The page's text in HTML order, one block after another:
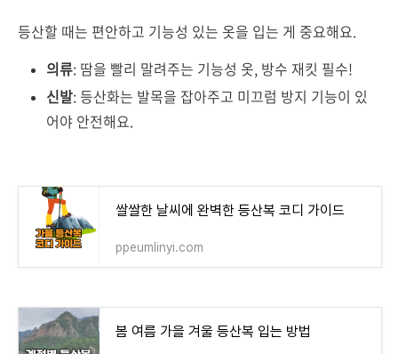
등산할 때는 편안하고 기능성 있는 옷을 입는 게 중요해요.
의류: 땀을 빨리 말려주는 기능성 옷, 방수 재킷 필수!
신발: 등산화는 발목을 잡아주고 미끄럼 방지 기능이 있
어야 안전해요.
쌀쌀한 날씨에 완벽한 등산복 코디 가이드
ppeumlinyi.com
봄 여름 가을 겨울 등산복 입는 방법